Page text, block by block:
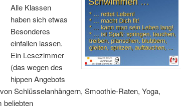
Alle Klassen
haben sich etwas
Besonderes
einfallen lassen.
Ein Lesezimmer
(das wegen des
hippen Angebots
Schlüsselanhängern, Smoothie-Raten, Yoga,
beliebten